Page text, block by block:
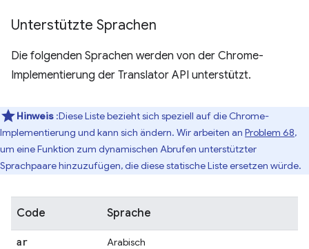
Unterstützte Sprachen
Die folgenden Sprachen werden von der Chrome-
Implementierung der Translator API unterstützt.
Hinweis :Diese Liste bezieht sich speziell auf die Chrome-
Implementierung und kann sich ändern. Wir arbeiten an Problem 68,
um eine Funktion zum dynamischen Abrufen unterstützter
Sprachpaare hinzuzufügen, die diese statische Liste ersetzen würde.
Code Sprache
ar Arabisch